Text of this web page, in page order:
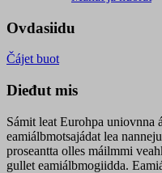
Ovdasiidu
Čájet buot
Dieđut mis
Sámit leat Eurohpa uniovnna
eamiálbmotsajádat lea
proseantta olles máilmmi
gullet eamiálbmogiidda.